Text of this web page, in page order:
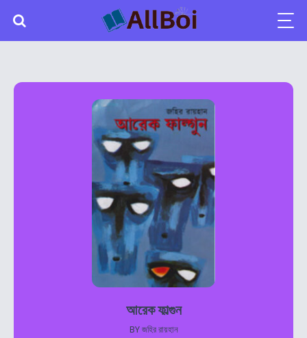
আরেক ফাল্গুন
BYজহির রায়হান